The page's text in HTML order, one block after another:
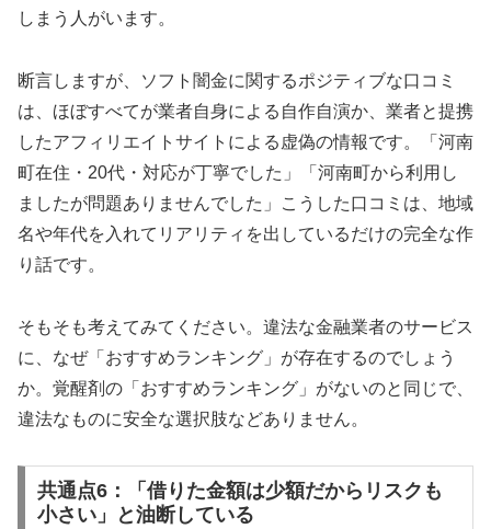
しまう人がいます。
断言しますが、ソフト闇金に関するポジティブな口コミ
は、ほぼすべてが業者自身による自作自演か、業者と提携
したアフィリエイトサイトによる虚偽の情報です。「河南
町在住・20代・対応が丁寧でした」「河南町から利用し
ましたが問題ありませんでした」こうした口コミは、地域
名や年代を入れてリアリティを出しているだけの完全な作
り話です。
そもそも考えてみてください。違法な金融業者のサービス
に、なぜ「おすすめランキング」が存在するのでしょう
か。覚醒剤の「おすすめランキング」がないのと同じで、
違法なものに安全な選択肢などありません。
共通点6：「借りた金額は少額だからリスクも
小さい」と油断している